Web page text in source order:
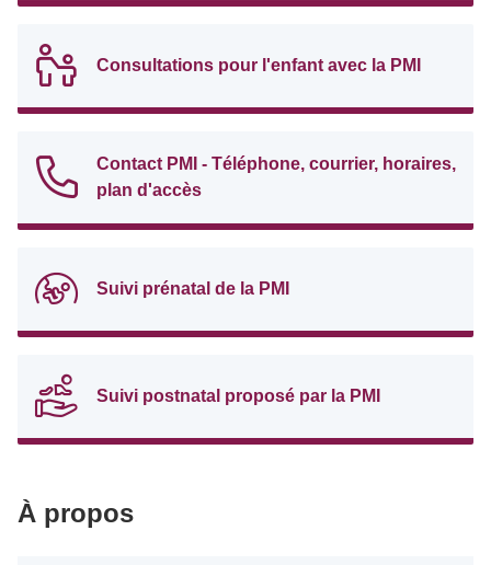
Consultations pour l'enfant avec la PMI
Contact PMI - Téléphone, courrier, horaires,
plan d'accès
Suivi prénatal de la PMI
Suivi postnatal proposé par la PMI
À propos